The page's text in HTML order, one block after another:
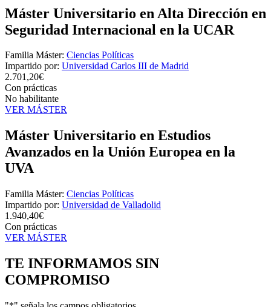
Máster Universitario en Alta Dirección en
Seguridad Internacional en la UCAR
Familia Máster: Ciencias Políticas
Impartido por: Universidad Carlos III de Madrid
2.701,20€
Con prácticas
No habilitante
VER MÁSTER
Máster Universitario en Estudios
Avanzados en la Unión Europea en la
UVA
Familia Máster: Ciencias Políticas
Impartido por: Universidad de Valladolid
1.940,40€
Con prácticas
VER MÁSTER
TE INFORMAMOS SIN
COMPROMISO